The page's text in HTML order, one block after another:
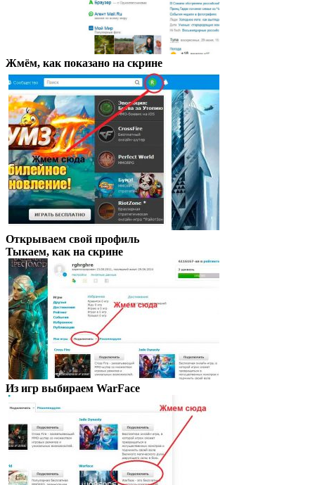
Жмём, как показано на скрине
Открываем свой профиль
Тыкаем, как на скрине
Из игр выбираем WarFace